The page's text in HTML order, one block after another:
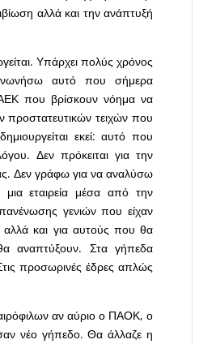
αλλά και την ανάπτυξή
Υπάρχει πολύς χρόνος
αυτό που σήμερα
ΑΕΚ που βρίσκουν νόημα να
προστατευτικών τειχών που
εκεί: αυτό που
Δεν πρόκειται για την
Δεν γράφω για να αναλύσω
εταιρεία μέσα από την
γενιών που είχαν
αλλά και για αυτούς που θα
αναπτύξουν. Στα γήπεδα
προσωρινές έδρες απλώς
αν αύριο ο ΠΑΟΚ, ο
νέο γήπεδο. Θα άλλαζε η